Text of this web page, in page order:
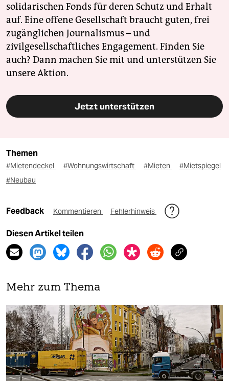
solidarischen Fonds für deren Schutz und Erhalt
auf. Eine offene Gesellschaft braucht guten, frei
zugänglichen Journalismus – und
zivilgesellschaftliches Engagement. Finden Sie
auch? Dann machen Sie mit und unterstützen Sie
unsere Aktion.
Jetzt unterstützen
Themen
#Mietendeckel #Wohnungswirtschaft #Mieten
#Mietspiegel
#Neubau
Feedback Kommentieren Fehlerhinweis
Diesen Artikel teilen
Mehr zum Thema